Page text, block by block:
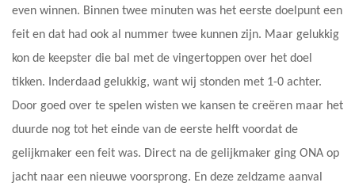
even winnen. Binnen twee minuten was het eerste doelpunt een
feit en dat had ook al nummer twee kunnen zijn. Maar gelukkig
kon de keepster die bal met de vingertoppen over het doel
tikken. Inderdaad gelukkig, want wij stonden met 1-0 achter.
Door goed over te spelen wisten we kansen te creëren maar het
duurde nog tot het einde van de eerste helft voordat de
gelijkmaker een feit was. Direct na de gelijkmaker ging ONA op
jacht naar een nieuwe voorsprong. En deze zeldzame aanval